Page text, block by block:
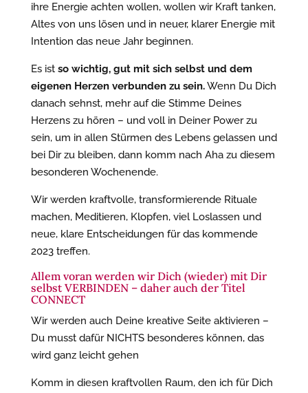
ihre Energie achten wollen, wollen wir Kraft tanken,
Altes von uns lösen und in neuer, klarer Energie mit
Intention das neue Jahr beginnen.
Es istso wichtig, gut mit sich selbst und dem
eigenen Herzen verbunden zu sein.Wenn Du Dich
danach sehnst, mehr auf die Stimme Deines
Herzens zu hören – und voll in Deiner Power zu
sein, um in allen Stürmen des Lebens gelassen und
bei Dir zu bleiben, dann komm nach Aha zu diesem
besonderen Wochenende.
Wir werden kraftvolle, transformierende Rituale
machen, Meditieren, Klopfen, viel Loslassen und
neue, klare Entscheidungen für das kommende
2023 treffen.
Allem voran werden wir Dich (wieder) mit Dir
selbst VERBINDEN – daher auch der Titel
CONNECT
Wir werden auch Deine kreative Seite aktivieren –
Du musst dafür NICHTS besonderes können, das
wird ganz leicht gehen
Komm in diesen kraftvollen Raum, den ich für Dich